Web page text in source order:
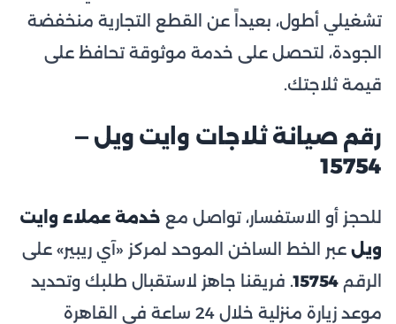
تشغيلي أطول، بعيداً عن القطع التجارية منخفضة
الجودة، لتحصل على خدمة موثوقة تحافظ على
قيمة ثلاجتك.
رقم صيانة ثلاجات وايت ويل —
15754
للحجز أو الاستفسار، تواصل مع خدمة عملاء وايت
ويل عبر الخط الساخن الموحد لمركز «آي ريبير» على
الرقم 15754. فريقنا جاهز لاستقبال طلبك وتحديد
موعد زيارة منزلية خلال 24 ساعة في القاهرة